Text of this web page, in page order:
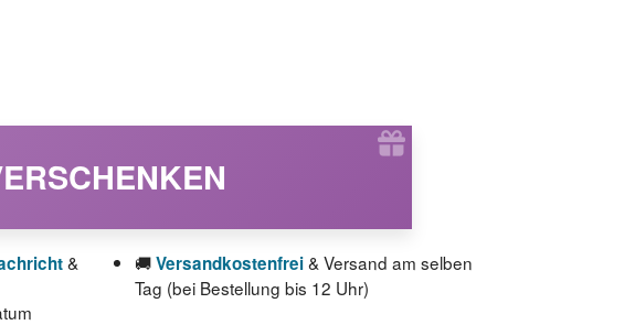
&
🚚Versandkostenfrei& Versand am selben
Tag (bei Bestellung bis 12 Uhr)